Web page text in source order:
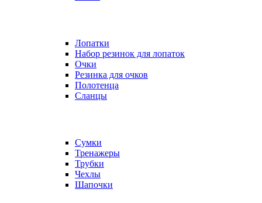
Лопатки
Набор резинок для лопаток
Очки
Резинка для очков
Полотенца
Сланцы
Сумки
Тренажеры
Трубки
Чехлы
Шапочки